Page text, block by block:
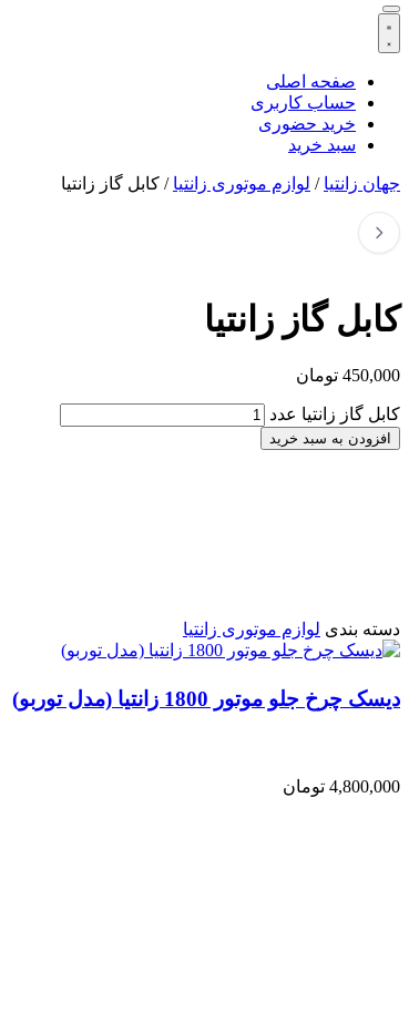
صفحه اصلی
حساب کاربری
خرید حضوری
سبد خرید
جهان زانتیا / لوازم موتوری زانتیا / کابل گاز زانتیا
کابل گاز زانتیا
450,000 تومان
کابل گاز زانتیا عدد
افزودن به سبد خرید
دسته بندی لوازم موتوری زانتیا
دیسک چرخ جلو موتور 1800 زانتیا (مدل توربو)
4,800,000 تومان